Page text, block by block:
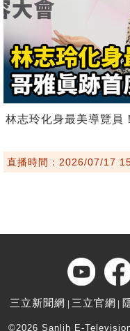
林志玲化身最美導覽員！
直播時間：2026/07/17
三立新聞網 三立官網
©2026 Sanlih E-